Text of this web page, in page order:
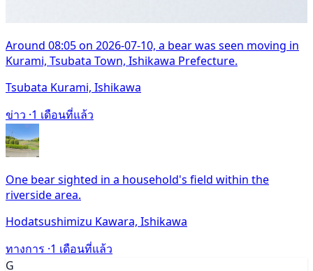
Around 08:05 on 2026-07-10, a bear was seen moving in
Kurami, Tsubata Town, Ishikawa Prefecture.
Tsubata Kurami, Ishikawa
ข่าว ·1 เดือนที่แล้ว
One bear sighted in a household's field within the
riverside area.
Hodatsushimizu Kawara, Ishikawa
ทางการ ·1 เดือนที่แล้ว
G